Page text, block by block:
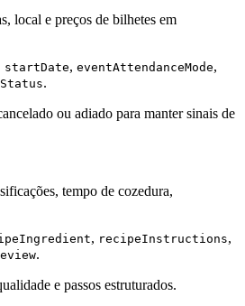
local e preços de bilhetes em
startDate, eventAttendanceMode,
.
ou adiado para manter sinais de
tempo de cozedura,
, recipeInstructions,
.
e passos estruturados.